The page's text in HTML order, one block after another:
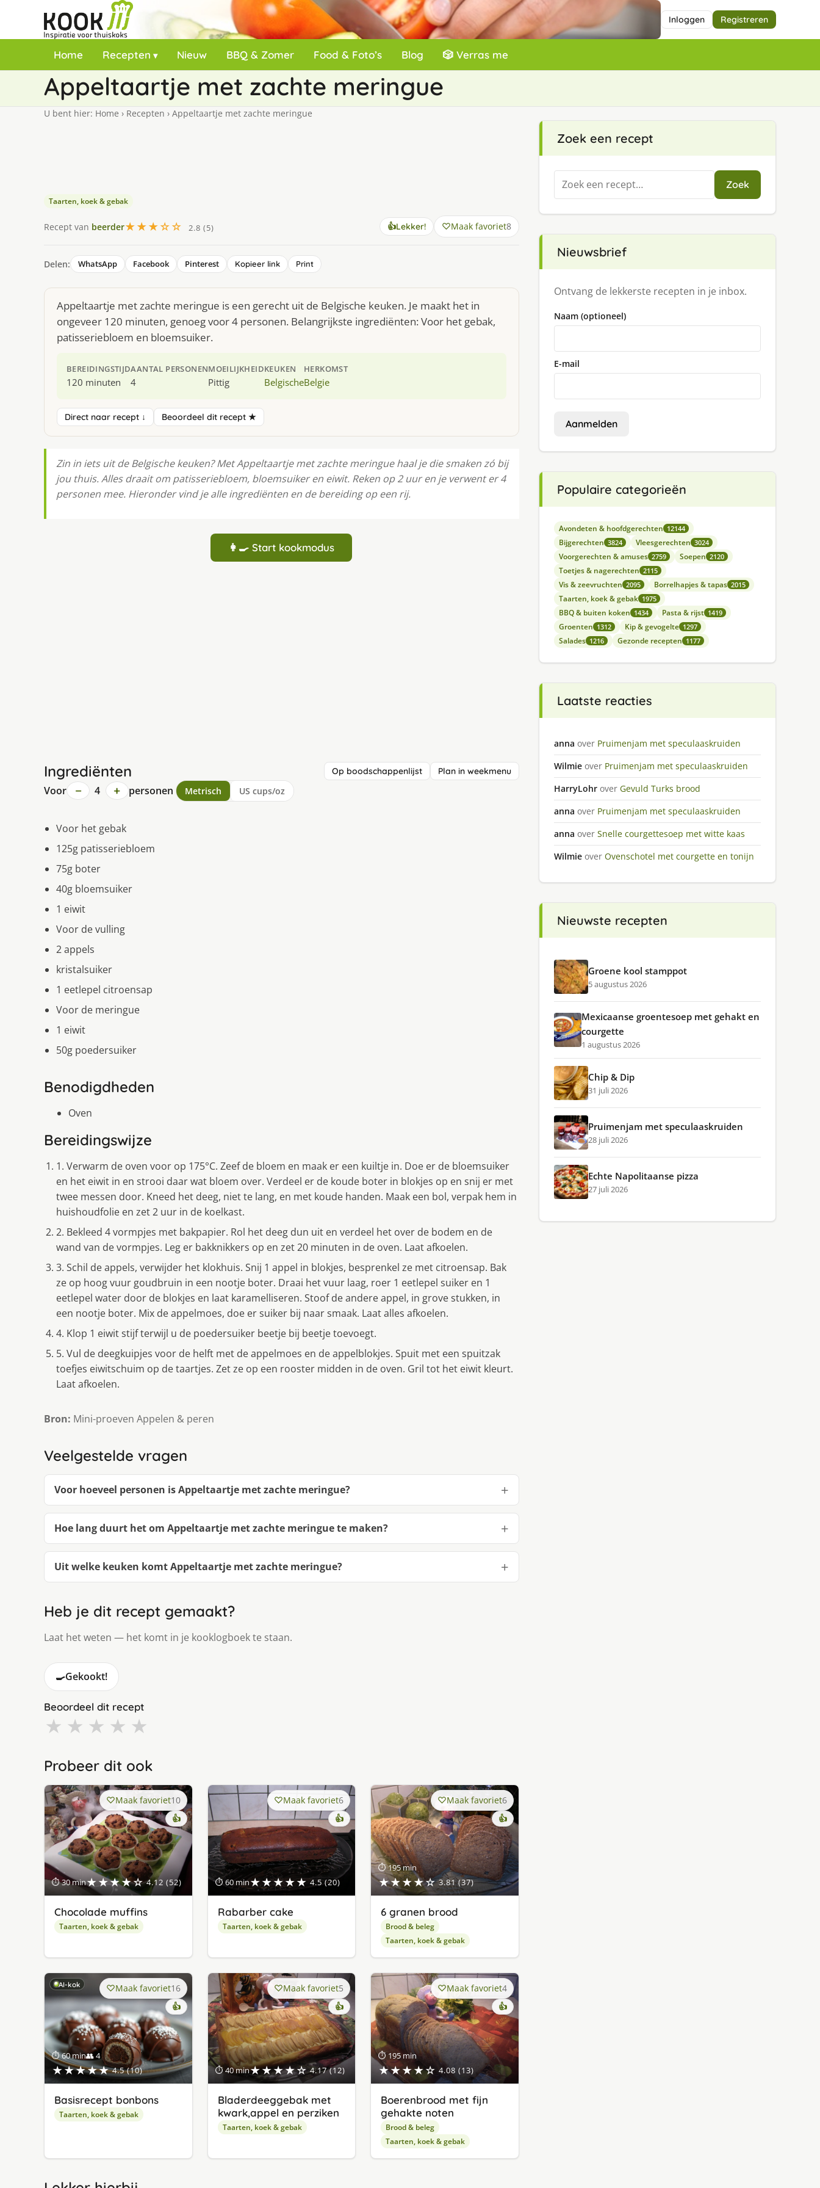
Inloggen Registreren
Home Recepten Nieuw BBQ & Zomer Food & Foto’s Blog 🎲 Verras me
Appeltaartje met zachte meringue
U bent hier: Home › Recepten › Appeltaartje met zachte meringue
Taarten, koek & gebak
Recept van beerder★★★☆☆ 2.8 (5) 👍Lekker! Maak favoriet8
Delen: WhatsApp Facebook Pinterest Kopieer link Print
Appeltaartje met zachte meringue is een gerecht uit de Belgische keuken. Je maakt het in
ongeveer 120 minuten, genoeg voor 4 personen. Belangrijkste ingrediënten: Voor het gebak,
patisseriebloem en bloemsuiker.
BEREIDINGSTIJD
120 minuten
AANTAL PERSONEN
4
MOEILIJKHEID
Pittig
KEUKEN
Belgische
HERKOMST
Belgie
Direct naar recept ↓ Beoordeel dit recept ★
Zin in iets uit de Belgische keuken? Met Appeltaartje met zachte meringue haal je die smaken zó bij
jou thuis. Alles draait om patisseriebloem, bloemsuiker en eiwit. Reken op 2 uur en je verwent er 4
personen mee. Hieronder vind je alle ingrediënten en de bereiding op een rij.
👩‍🍳 Start kookmodus
Ingrediënten Op boodschappenlijst Plan in weekmenu
Voor − 4 + personen Metrisch US cups/oz
Voor het gebak
125g patisseriebloem
75g boter
40g bloemsuiker
1 eiwit
Voor de vulling
2 appels
kristalsuiker
1 eetlepel citroensap
Voor de meringue
1 eiwit
50g poedersuiker
Benodigdheden
Oven
Bereidingswijze
1. Verwarm de oven voor op 175°C. Zeef de bloem en maak er een kuiltje in. Doe er de bloemsuiker
en het eiwit in en strooi daar wat bloem over. Verdeel er de koude boter in blokjes op en snij er met
twee messen door. Kneed het deeg, niet te lang, en met koude handen. Maak een bol, verpak hem in
huishoudfolie en zet 2 uur in de koelkast.
2. Bekleed 4 vormpjes met bakpapier. Rol het deeg dun uit en verdeel het over de bodem en de
wand van de vormpjes. Leg er bakknikkers op en zet 20 minuten in de oven. Laat afkoelen.
3. Schil de appels, verwijder het klokhuis. Snij 1 appel in blokjes, besprenkel ze met citroensap. Bak
ze op hoog vuur goudbruin in een nootje boter. Draai het vuur laag, roer 1 eetlepel suiker en 1
eetlepel water door de blokjes en laat karamelliseren. Stoof de andere appel, in grove stukken, in
een nootje boter. Mix de appelmoes, doe er suiker bij naar smaak. Laat alles afkoelen.
4. Klop 1 eiwit stijf terwijl u de poedersuiker beetje bij beetje toevoegt.
5. Vul de deegkuipjes voor de helft met de appelmoes en de appelblokjes. Spuit met een spuitzak
toefjes eiwitschuim op de taartjes. Zet ze op een rooster midden in de oven. Gril tot het eiwit kleurt.
Laat afkoelen.
Bron: Mini-proeven Appelen & peren
Veelgestelde vragen
Voor hoeveel personen is Appeltaartje met zachte meringue?
Hoe lang duurt het om Appeltaartje met zachte meringue te maken?
Uit welke keuken komt Appeltaartje met zachte meringue?
Heb je dit recept gemaakt?
Laat het weten — het komt in je kooklogboek te staan.
🍳Gekookt!
Beoordeel dit recept
★ ★ ★ ★ ★
Probeer dit ook
⏱ 30 min★★★★☆ 4.12 (52)
Maak favoriet10
👍
Chocolade muffins
Taarten, koek & gebak
⏱ 60 min★★★★★ 4.5 (20)
Maak favoriet6
👍
Rabarber cake
Taarten, koek & gebak
⏱ 195 min
★★★★☆ 3.81 (37)
Maak favoriet6
👍
6 granen brood
Brood & beleg
Taarten, koek & gebak
AI-kok
⏱ 60 min👥 4
★★★★★ 4.5 (10)
Maak favoriet16
👍
Basisrecept bonbons
Taarten, koek & gebak
⏱ 40 min★★★★☆ 4.17 (12)
Maak favoriet5
👍
Bladerdeeggebak met
kwark,appel en perziken
Taarten, koek & gebak
⏱ 195 min
★★★★☆ 4.08 (13)
Maak favoriet4
👍
Boerenbrood met fijn
gehakte noten
Brood & beleg
Taarten, koek & gebak
Zoek een recept
Zoeken
naar:
Zoek
Nieuwsbrief
Ontvang de lekkerste recepten in je inbox.
Naam (optioneel)
E-mail
Aanmelden
Populaire categorieën
Avondeten & hoofdgerechten 12144
Bijgerechten 3824 Vleesgerechten 3024
Voorgerechten & amuses 2759 Soepen 2120
Toetjes & nagerechten 2115
Vis & zeevruchten 2095 Borrelhapjes & tapas 2015
Taarten, koek & gebak 1975
BBQ & buiten koken 1434 Pasta & rijst 1419
Groenten 1312 Kip & gevogelte 1297
Salades 1216 Gezonde recepten 1177
Laatste reacties
anna over Pruimenjam met speculaaskruiden
Wilmie over Pruimenjam met speculaaskruiden
HarryLohr over Gevuld Turks brood
anna over Pruimenjam met speculaaskruiden
anna over Snelle courgettesoep met witte kaas
Wilmie over Ovenschotel met courgette en tonijn
Nieuwste recepten
Groene kool stamppot
5 augustus 2026
Mexicaanse groentesoep met gehakt en
courgette
1 augustus 2026
Chip & Dip
31 juli 2026
Pruimenjam met speculaaskruiden
28 juli 2026
Echte Napolitaanse pizza
27 juli 2026